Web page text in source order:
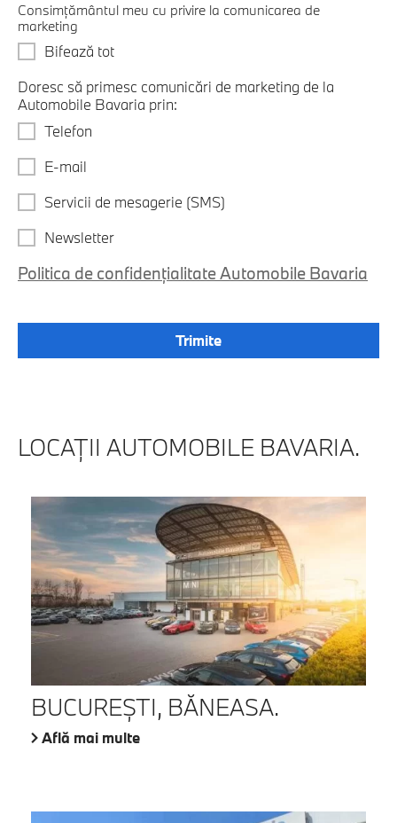
Consimțământul meu cu privire la comunicarea de
marketing
Bifează tot
Doresc să primesc comunicări de marketing de la
Automobile Bavaria prin:
Telefon
E-mail
Servicii de mesagerie (SMS)
Newsletter
Politica de confidențialitate Automobile Bavaria
LOCAŢII AUTOMOBILE BAVARIA.
BUCUREŞTI, BĂNEASA.
Află mai multe